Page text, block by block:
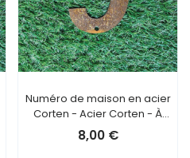
Numéro de maison en acier
Corten - Acier Corten - À
coller - 9
8,00 €